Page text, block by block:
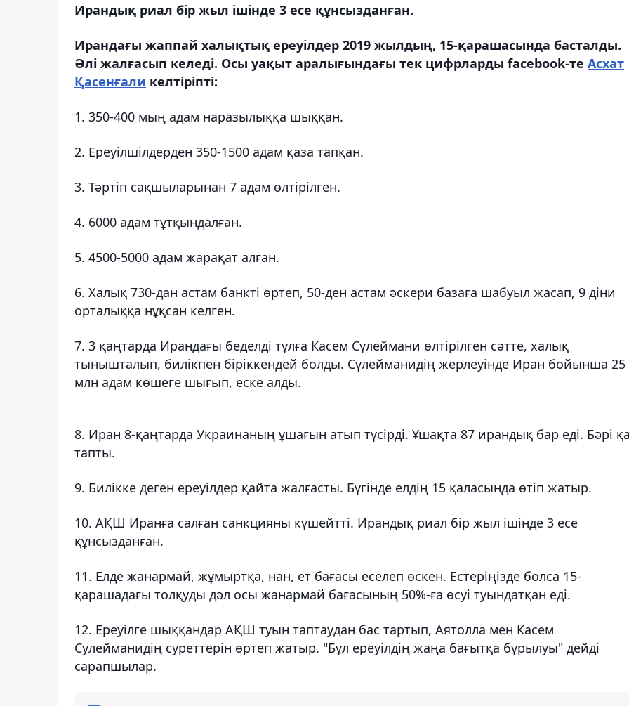
Ирандық риал бір жыл ішінде 3 есе құнсызданған.
Ирандағы жаппай халықтық ереуілдер 2019 жылдың, 15-қарашасында басталды.
Әлі жалғасып келеді. Осы уақыт аралығындағы тек цифрларды facebook-те Асхат
Қасенғали келтіріпті:
1. 350-400 мың адам наразылыққа шыққан.
2. Ереуілшілдерден 350-1500 адам қаза тапқан.
3. Тәртіп сақшыларынан 7 адам өлтірілген.
4. 6000 адам тұтқындалған.
5. 4500-5000 адам жарақат алған.
6. Халық 730-дан астам банкті өртеп, 50-ден астам әскери базаға шабуыл жасап, 9 діни
орталыққа нұқсан келген.
7. 3 қаңтарда Ирандағы беделді тұлға Касем Сүлеймани өлтірілген сәтте, халық
тынышталып, билікпен біріккендей болды. Сүлейманидің жерлеуінде Иран бойынша 25
млн адам көшеге шығып, еске алды.
8. Иран 8-қаңтарда Украинаның ұшағын атып түсірді. Ұшақта 87 ирандық бар еді. Бәрі
тапты.
9. Билікке деген ереуілдер қайта жалғасты. Бүгінде елдің 15 қаласында өтіп жатыр.
10. АҚШ Иранға салған санкцияны күшейтті. Ирандық риал бір жыл ішінде 3 есе
құнсызданған.
11. Елде жанармай, жұмыртқа, нан, ет бағасы еселеп өскен. Естеріңізде болса 15-
қарашадағы толқуды дәл осы жанармай бағасының 50%-ға өсуі туындатқан еді.
12. Ереуілге шыққандар АҚШ туын таптаудан бас тартып, Аятолла мен Касем
Сулейманидің суреттерін өртеп жатыр. "Бұл ереуілдің жаңа бағытқа бұрылуы" дейді
сарапшылар.